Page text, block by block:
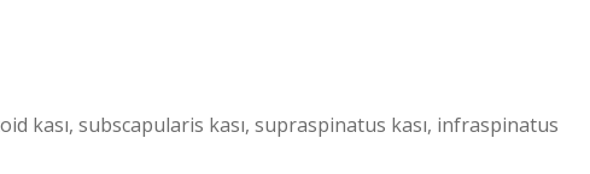
kası, subscapularis kası, supraspinatus kası, infraspinatus